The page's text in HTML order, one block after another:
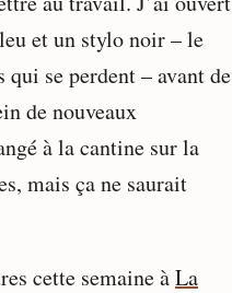
et un stylo noir – le
qui se perdent – avant de
de nouveaux
à la cantine sur la
mais ça ne saurait
cette semaine àLa